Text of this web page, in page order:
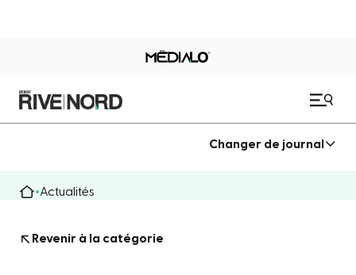
Changer de journal
Actualités
Revenir à la catégorie